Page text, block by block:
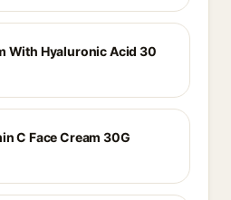
With Hyaluronic Acid 30
C Face Cream 30G